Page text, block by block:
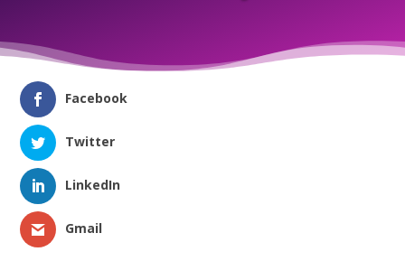
Facebook
Twitter
LinkedIn
Gmail